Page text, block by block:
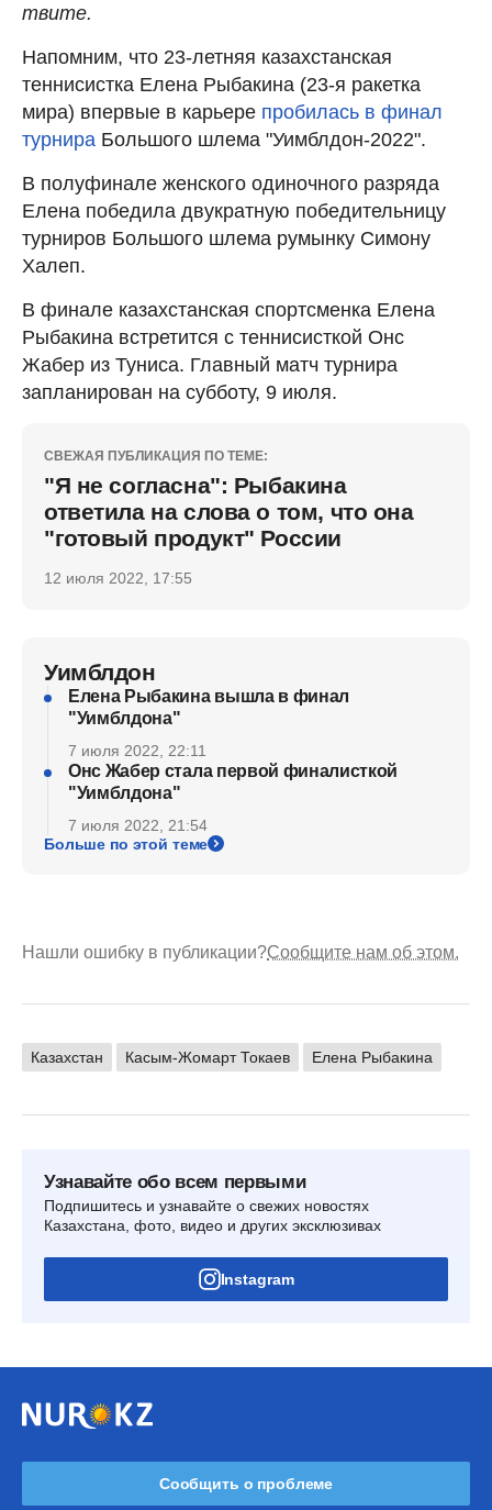
твите.
Напомним, что 23-летняя казахстанская
теннисистка Елена Рыбакина (23-я ракетка
мира) впервые в карьере пробилась в финал
турнира Большого шлема "Уимблдон-2022".
В полуфинале женского одиночного разряда
Елена победила двукратную победительницу
турниров Большого шлема румынку Симону
Халеп.
В финале казахстанская спортсменка Елена
Рыбакина встретится с теннисисткой Онс
Жабер из Туниса. Главный матч турнира
запланирован на субботу, 9 июля.
СВЕЖАЯ ПУБЛИКАЦИЯ ПО ТЕМЕ:
"Я не согласна": Рыбакина
ответила на слова о том, что она
"готовый продукт" России
12 июля 2022, 17:55
Уимблдон
Елена Рыбакина вышла в финал
"Уимблдона"
7 июля 2022, 22:11
Онс Жабер стала первой финалисткой
"Уимблдона"
7 июля 2022, 21:54
Больше по этой теме
Нашли ошибку в публикации?Сообщите нам об этом.
Казахстан Касым-Жомарт Токаев Елена Рыбакина
Узнавайте обо всем первыми
Подпишитесь и узнавайте о свежих новостях
Казахстана, фото, видео и других эксклюзивах
Instagram
Сообщить о проблеме